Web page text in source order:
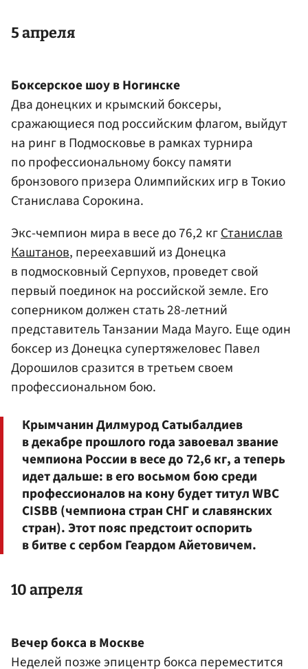
5 апреля
Боксерское шоу в Ногинске
Два донецких и крымский боксеры,
сражающиеся под российским флагом, выйдут
на ринг в Подмосковье в рамках турнира
по профессиональному боксу памяти
бронзового призера Олимпийских игр в Токио
Станислава Сорокина.
Экс-чемпион мира в весе до 76,2 кгСтанислав
Каштанов, переехавший из Донецка
в подмосковный Серпухов, проведет свой
первый поединок на российской земле. Его
соперником должен стать 28-летний
представитель Танзании Мада Мауго. Еще один
боксер из Донецка супертяжеловес Павел
Дорошилов сразится в третьем своем
профессиональном бою.
Крымчанин Дилмурод Сатыбалдиев
в декабре прошлого года завоевал звание
чемпиона России в весе до 72,6 кг, а теперь
идет дальше: в его восьмом бою среди
профессионалов на кону будет титул WBC
CISBB (чемпиона стран СНГ и славянских
стран). Этот пояс предстоит оспорить
в битве с сербом Геардом Айетовичем.
10 апреля
Вечер бокса в Москве
Неделей позже эпицентр бокса переместится